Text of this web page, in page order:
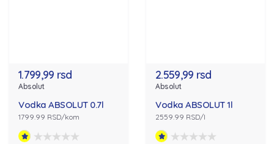
1.799,99 rsd
Absolut
Vodka ABSOLUT 0.7l
1799.99 RSD/kom
2.559,99 rsd
Absolut
Vodka ABSOLUT 1l
2559.99 RSD/l